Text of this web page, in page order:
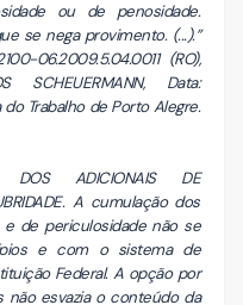
ou de penosidade.
se nega provimento. (...).”
06.2009.5.04.0011 (RO),
SCHEUERMANN, Data:
do Trabalho de Porto Alegre.
DOS ADICIONAIS DE
A cumulação dos
e de periculosidade não se
e com o sistema de
Federal. A opção por
esvazia o conteúdo da